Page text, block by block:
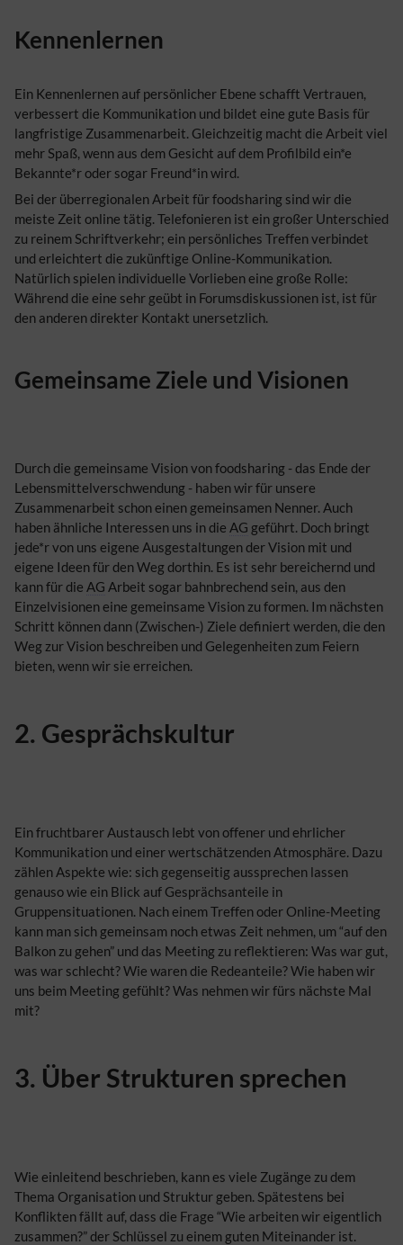
Kennenlernen
Ein Kennenlernen auf persönlicher Ebene schafft Vertrauen,
verbessert die Kommunikation und bildet eine gute Basis für
langfristige Zusammenarbeit. Gleichzeitig macht die Arbeit viel
mehr Spaß, wenn aus dem Gesicht auf dem Profilbild ein*e
Bekannte*r oder sogar Freund*in wird.
Bei der überregionalen Arbeit für foodsharing sind wir die
meiste Zeit online tätig. Telefonieren ist ein großer Unterschied
zu reinem Schriftverkehr; ein persönliches Treffen verbindet
und erleichtert die zukünftige Online-Kommunikation.
Natürlich spielen individuelle Vorlieben eine große Rolle:
Während die eine sehr geübt in Forumsdiskussionen ist, ist für
den anderen direkter Kontakt unersetzlich.
Gemeinsame Ziele und Visionen
Durch die gemeinsame Vision von foodsharing - das Ende der
Lebensmittelverschwendung - haben wir für unsere
Zusammenarbeit schon einen gemeinsamen Nenner. Auch
haben ähnliche Interessen uns in die AG geführt. Doch bringt
jede*r von uns eigene Ausgestaltungen der Vision mit und
eigene Ideen für den Weg dorthin. Es ist sehr bereichernd und
kann für die AG Arbeit sogar bahnbrechend sein, aus den
Einzelvisionen eine gemeinsame Vision zu formen. Im nächsten
Schritt können dann (Zwischen-) Ziele definiert werden, die den
Weg zur Vision beschreiben und Gelegenheiten zum Feiern
bieten, wenn wir sie erreichen.
2. Gesprächskultur
Ein fruchtbarer Austausch lebt von offener und ehrlicher
Kommunikation und einer wertschätzenden Atmosphäre. Dazu
zählen Aspekte wie: sich gegenseitig aussprechen lassen
genauso wie ein Blick auf Gesprächsanteile in
Gruppensituationen. Nach einem Treffen oder Online-Meeting
kann man sich gemeinsam noch etwas Zeit nehmen, um “auf den
Balkon zu gehen” und das Meeting zu reflektieren: Was war gut,
was war schlecht? Wie waren die Redeanteile? Wie haben wir
uns beim Meeting gefühlt? Was nehmen wir fürs nächste Mal
mit?
3. Über Strukturen sprechen
Wie einleitend beschrieben, kann es viele Zugänge zu dem
Thema Organisation und Struktur geben. Spätestens bei
Konflikten fällt auf, dass die Frage “Wie arbeiten wir eigentlich
zusammen?” der Schlüssel zu einem guten Miteinander ist.